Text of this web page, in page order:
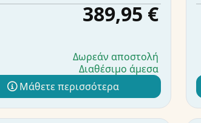
389,95 €
Δωρεάν αποστολή
Διαθέσιμο άμεσα
Μάθετε περισσότερα